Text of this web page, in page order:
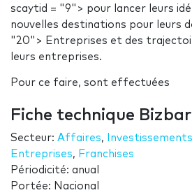
scaytid = "9"> pour lancer leurs
nouvelles destinations pour leurs
"20"> Entreprises et des
leurs entreprises.
Pour ce faire, sont effectuées
Fiche technique
Secteur: Affaires, Investissements
Entreprises, Franchises
Périodicité: anual
Portée: Nacional